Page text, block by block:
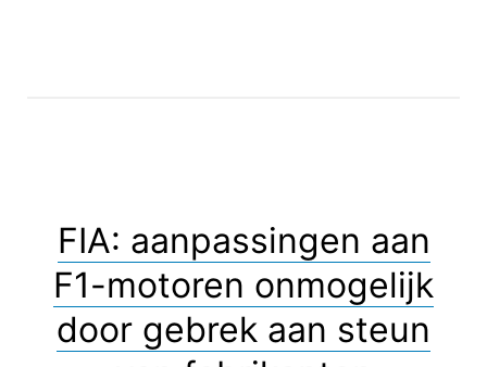
FIA: aanpassingen aan
F1-motoren onmogelijk
door gebrek aan steun